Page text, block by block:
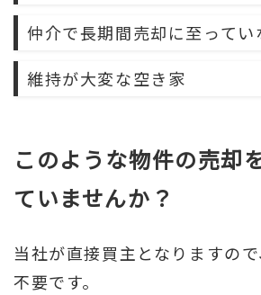
仲介で長期間売却に至ってい
維持が大変な空き家
このような物件の売却
ていませんか？
当社が直接買主となりますの
不要です。